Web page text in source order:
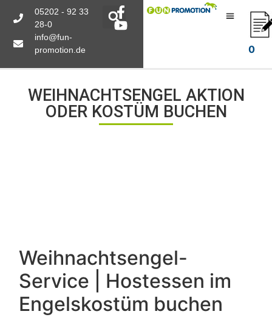
05202 - 92 33
28-0
info@fun-
promotion.de
0
WEIHNACHTSENGEL AKTION
ODER KOSTÜM BUCHEN
Weihnachtsengel-
Service | Hostessen im
Engelskostüm buchen